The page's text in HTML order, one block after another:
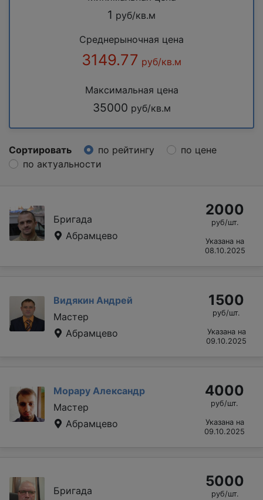
1 руб/кв.м
Среднерыночная цена
3149.77 руб/кв.м
Максимальная цена
35000 руб/кв.м
Сортировать по рейтингу
по цене
по актуальности
Бригада
Абрамцево
2000
руб/шт.
Указана на
08.10.2025
Видякин Андрей
Мастер
Абрамцево
1500
руб/шт.
Указана на
09.10.2025
Морару Александр
Мастер
Абрамцево
4000
руб/шт.
Указана на
09.10.2025
Бригада
5000
руб/шт.